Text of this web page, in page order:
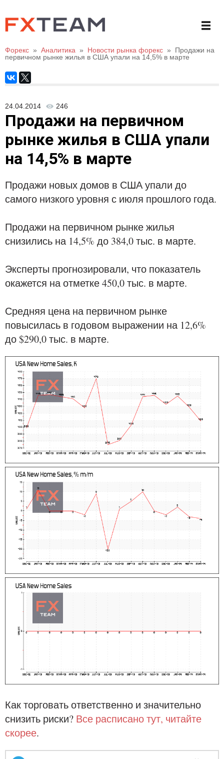
Форекс » Аналитика » Новости рынка форекс »
Продажи на
первичном рынке жилья в США упали на 14,5% в марте
24.04.2014 246
Продажи на первичном
рынке жилья в США упали
на 14,5% в марте
Продажи новых домов в США упали до
самого низкого уровня с июля прошлого года.
Продажи на первичном рынке жилья
снизились на 14,5% до 384,0 тыс. в марте.
Эксперты прогнозировали, что показатель
окажется на отметке 450,0 тыс. в марте.
Средняя цена на первичном рынке
повысилась в годовом выражении на 12,6%
до $290,0 тыс. в марте.
Как торговать ответственно и значительно
снизить риски? Все расписано тут, читайте
скорее.